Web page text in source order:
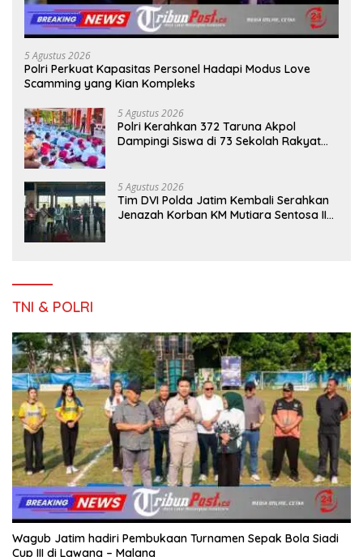
5 Agustus 2026
Polri Perkuat Kapasitas Personel Hadapi Modus Love
Scamming yang Kian Kompleks
5 Agustus 2026
Polri Kerahkan 372 Taruna Akpol
Dampingi Siswa di 73 Sekolah Rakyat
5 Agustus 2026
Tim DVI Polda Jatim Kembali Serahkan
Jenazah Korban KM Mutiara Sentosa II
TNI & POLRI
Wagub Jatim hadiri Pembukaan Turnamen Sepak Bola Siadi
Cup III di Lawang – Malang